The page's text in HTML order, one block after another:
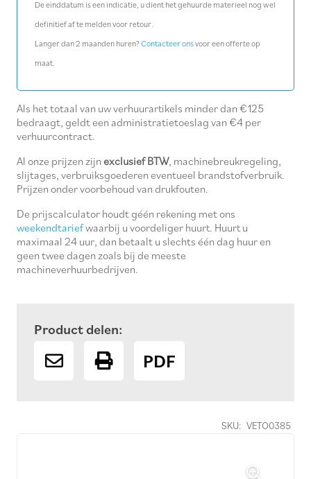
SKU: VETO0385
aantal
De einddatum is een indicatie, u dient het gehuurde materieel nog wel
definitief af te melden voor retour.
Langer dan 2 maanden huren?Contacteer onsvoor een offerte op
maat.
Als het totaal van uw verhuurartikels minder dan €125
bedraagt, geldt een administratietoeslag van €4 per
verhuurcontract.
Al onze prijzen zijn exclusief BTW, machinebreukregeling,
slijtages, verbruiksgoederen eventueel brandstofverbruik.
Prijzen onder voorbehoud van drukfouten.
De prijscalculator houdt géén rekening met ons
weekendtariefwaarbij u voordeliger huurt. Huurt u
maximaal 24 uur, dan betaalt u slechts één dag huur en
geen twee dagen zoals bij de meeste
machineverhuurbedrijven.
Product delen:
PDF